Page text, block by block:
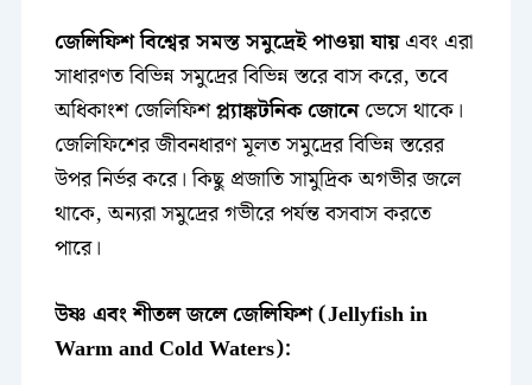
জেলিফিশ বিশ্বের সমস্ত সমুদ্রেই পাওয়া যায়এবং এরা
সাধারণত বিভিন্ন সমুদ্রের বিভিন্ন স্তরে বাস করে, তবে
অধিকাংশ জেলিফিশপ্ল্যাঙ্কটনিক জোনেভেসে থাকে।
জেলিফিশের জীবনধারণ মূলত সমুদ্রের বিভিন্ন স্তরের
উপর নির্ভর করে। কিছু প্রজাতি সামুদ্রিক অগভীর জলে
থাকে, অন্যরা সমুদ্রের গভীরে পর্যন্ত বসবাস করতে
পারে।
উষ্ণ এবং শীতল জলে জেলিফিশ (Jellyfish in
Warm and Cold Waters):